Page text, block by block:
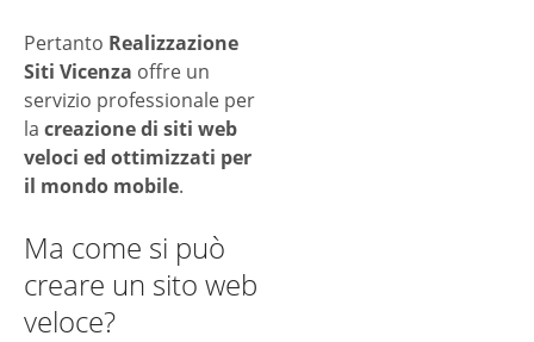
Pertanto Realizzazione
Siti Vicenza offre un
servizio professionale per
la creazione di siti web
veloci ed ottimizzati per
il mondo mobile.
Ma come si può
creare un sito web
veloce?